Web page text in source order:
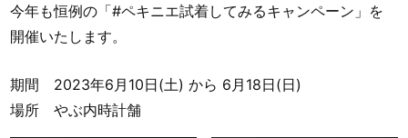
最新情報
今年も恒例の「#ペキニエ試着してみるキャンペーン」を
開催いたします。
期間 2023年6月10日(土) から 6月18日(日)
場所 やぶ内時計舗